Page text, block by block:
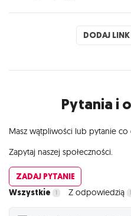
DODAJ
Pytania i
Wszystkie 1 Z odpowiedzią 1
Masz wątpliwości lub pytanie co
Zapytaj naszej społeczności.
ZADAJ PYTANIE